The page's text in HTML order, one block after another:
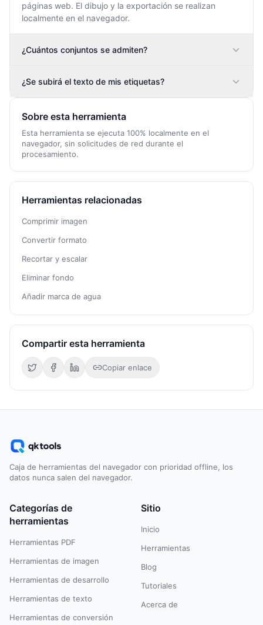
páginas web. El dibujo y la exportación se realizan
localmente en el navegador.
¿Cuántos conjuntos se admiten?
¿Se subirá el texto de mis etiquetas?
Sobre esta herramienta
Esta herramienta se ejecuta 100% localmente en el
navegador, sin solicitudes de red durante el
procesamiento.
Herramientas relacionadas
Comprimir imagen
Convertir formato
Recortar y escalar
Eliminar fondo
Añadir marca de agua
Compartir esta herramienta
Copiar enlace
Caja de herramientas del navegador con prioridad offline, los
datos nunca salen del navegador.
Categorías de
herramientas
Herramientas PDF
Herramientas de imagen
Herramientas de desarrollo
Herramientas de texto
Herramientas de conversión
Sitio
Inicio
Herramientas
Blog
Tutoriales
Acerca de